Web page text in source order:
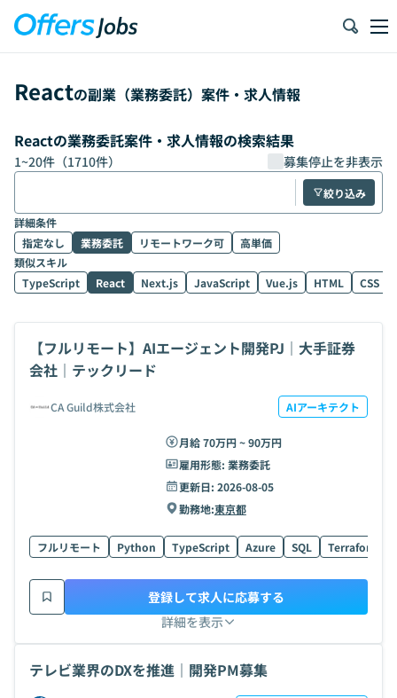
Reactの副業（業務委託）案件・求人情報
Reactの業務委託案件・求人情報の検索結果
1~20件（1710件） 募集停止を非表示
絞り込み
詳細条件
指定なし
業務委託 リモートワーク可
高単価
類似スキル
TypeScript
React Next.js JavaScript Vue.js HTML CSS
【フルリモート】AIエージェント開発PJ｜大手証券
会社｜テックリード
CA Guild株式会社 AIアーキテクト
月給 70万円 ~ 90万円
雇用形態: 業務委託
更新日: 2026-08-05
勤務地:東京都
フルリモート Python TypeScript Azure SQL Terraform
詳細を表示
登録して求人に応募する
テレビ業界のDXを推進｜開発PM募集